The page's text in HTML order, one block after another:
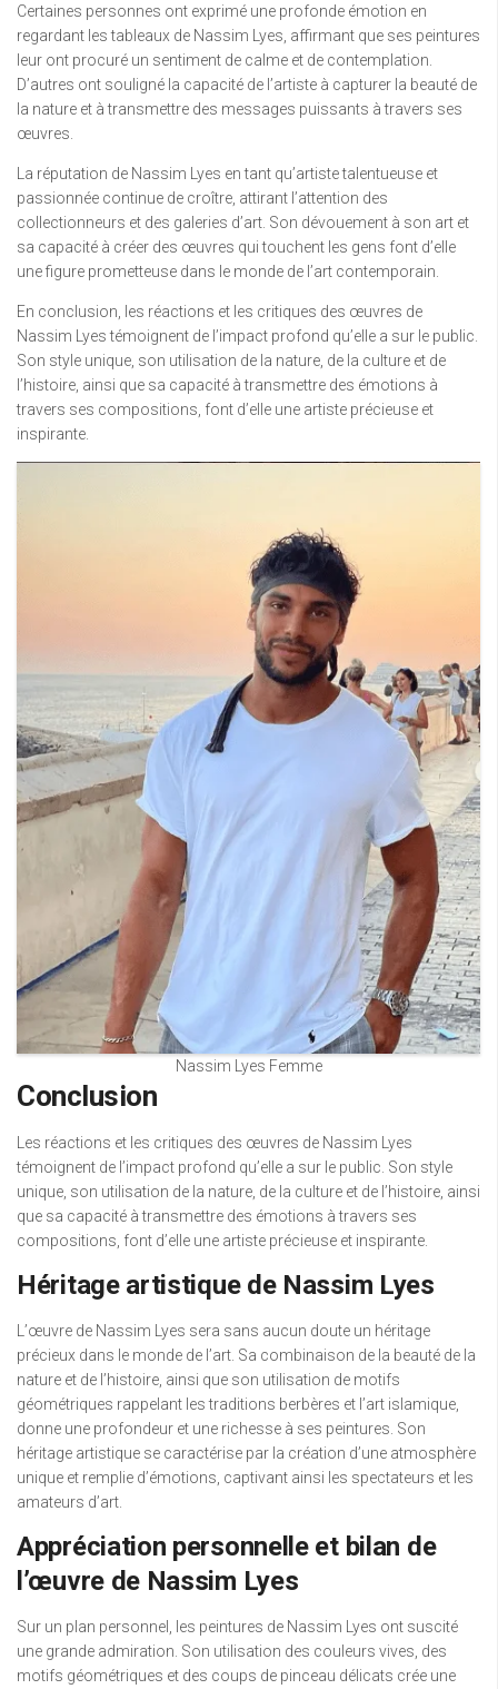
Certaines personnes ont exprimé une profonde émotion en
regardant les tableaux de Nassim Lyes, affirmant que ses peintures
leur ont procuré un sentiment de calme et de contemplation.
D’autres ont souligné la capacité de l’artiste à capturer la beauté de
la nature et à transmettre des messages puissants à travers ses
œuvres.
La réputation de Nassim Lyes en tant qu’artiste talentueuse et
passionnée continue de croître, attirant l’attention des
collectionneurs et des galeries d’art. Son dévouement à son art et
sa capacité à créer des œuvres qui touchent les gens font d’elle
une figure prometteuse dans le monde de l’art contemporain.
En conclusion, les réactions et les critiques des œuvres de
Nassim Lyes témoignent de l’impact profond qu’elle a sur le public.
Son style unique, son utilisation de la nature, de la culture et de
l’histoire, ainsi que sa capacité à transmettre des émotions à
travers ses compositions, font d’elle une artiste précieuse et
inspirante.
Nassim Lyes Femme
Conclusion
Les réactions et les critiques des œuvres de Nassim Lyes
témoignent de l’impact profond qu’elle a sur le public. Son style
unique, son utilisation de la nature, de la culture et de l’histoire, ainsi
que sa capacité à transmettre des émotions à travers ses
compositions, font d’elle une artiste précieuse et inspirante.
Héritage artistique de Nassim Lyes
L’œuvre de Nassim Lyes sera sans aucun doute un héritage
précieux dans le monde de l’art. Sa combinaison de la beauté de la
nature et de l’histoire, ainsi que son utilisation de motifs
géométriques rappelant les traditions berbères et l’art islamique,
donne une profondeur et une richesse à ses peintures. Son
héritage artistique se caractérise par la création d’une atmosphère
unique et remplie d’émotions, captivant ainsi les spectateurs et les
amateurs d’art.
Appréciation personnelle et bilan de
l’œuvre de Nassim Lyes
Sur un plan personnel, les peintures de Nassim Lyes ont suscité
une grande admiration. Son utilisation des couleurs vives, des
motifs géométriques et des coups de pinceau délicats crée une